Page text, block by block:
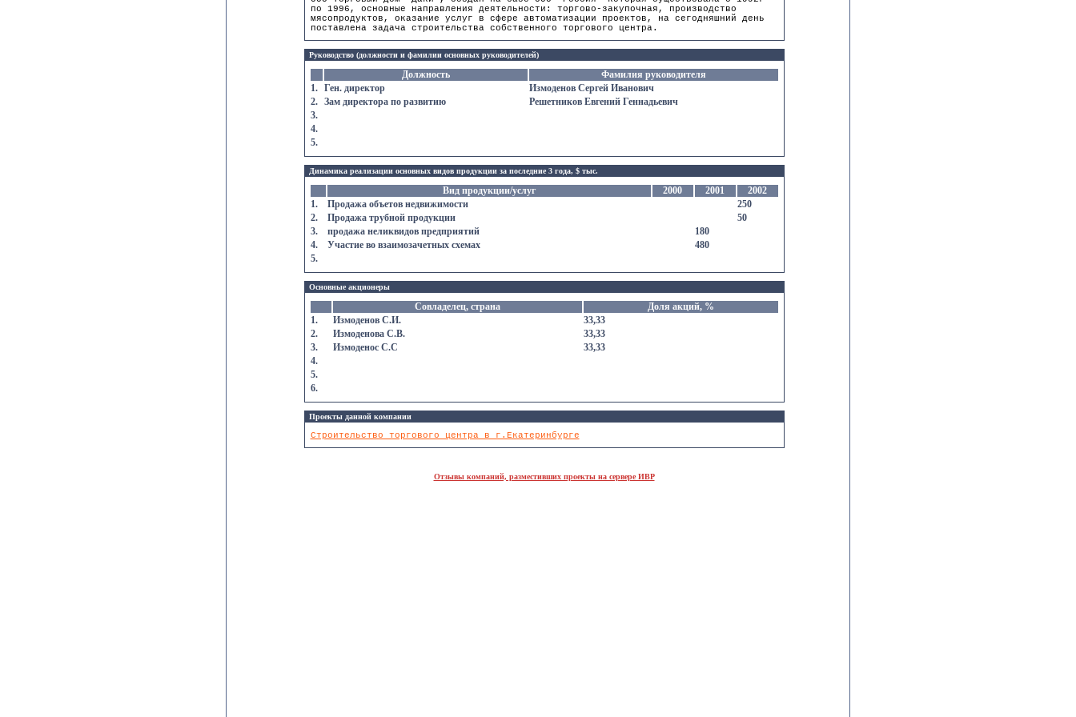
по 1996, основные направления деятельности: торгово-закупочная, производство
мясопродуктов, оказание услуг в сфере автоматизации проектов, на сегодняшний день
поставлена задача строительства собственного торгового центра.
Руководство (должности и фамилии основных руководителей)
Должность
Фамилия руководителя
1.
Ген. директор
Измоденов Сергей Иванович
2.
Зам директора по развитию
Решетников Евгений Геннадьевич
3.
4.
5.
Динамика реализации основных видов продукции за последние 3 года, $ тыс.
Вид продукции/услуг 2000 2001
2002
1.
Продажа объетов недвижимости
250
2.
Продажа трубной продукции
50
3.
продажа неликвидов предприятий
180
4.
Участие во взаимозачетных схемах
480
5.
Основные акционеры
Совладелец, страна
Доля акций, %
1.
Измоденов С.И.
33,33
2.
Измоденова С.В.
33,33
3.
Измоденос С.С
33,33
4.
5.
6.
Проекты данной компании
Строительство торгового центра в г.Екатеринбурге
Отзывы компаний, разместивших проекты на сервере ИВР